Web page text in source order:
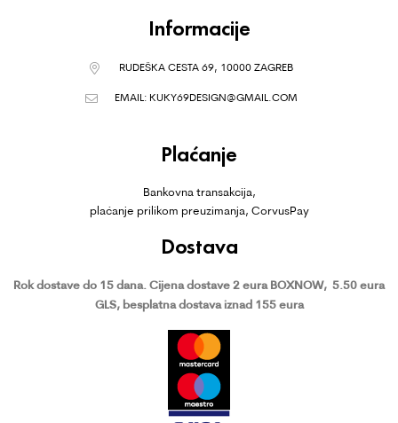
Informacije
RUDEŠKA CESTA 69, 10000 ZAGREB
EMAIL: KUKY69DESIGN@GMAIL.COM
Plaćanje
Bankovna transakcija,
plaćanje prilikom preuzimanja, CorvusPay
Dostava
Rok dostave do 15 dana. Cijena dostave 2 eura BOXNOW, 5.50 eura
GLS, besplatna dostava iznad 155 eura